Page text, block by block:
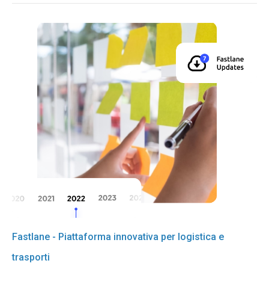
Fastlane - Piattaforma innovativa per logistica e
trasporti